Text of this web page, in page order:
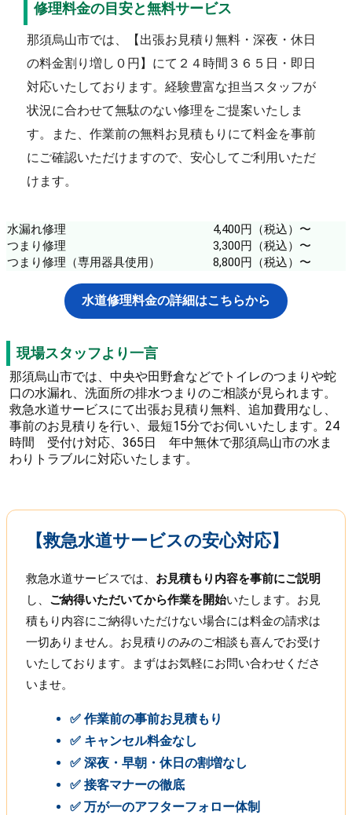
修理料金の目安と無料サービス
那須烏山市では、【出張お見積り無料・深夜・休日
の料金割り増し０円】にて２４時間３６５日・即日
対応いたしております。経験豊富な担当スタッフが
状況に合わせて無駄のない修理をご提案いたしま
す。また、作業前の無料お見積もりにて料金を事前
にご確認いただけますので、安心してご利用いただ
けます。
水漏れ修理
4,400円（税込）〜
つまり修理
3,300円（税込）〜
つまり修理（専用器具使用）
8,800円（税込）〜
水道修理料金の詳細はこちらから
現場スタッフより一言
那須烏山市では、中央や田野倉などでトイレのつまりや蛇
口の水漏れ、洗面所の排水つまりのご相談が見られます。
救急水道サービスにて出張お見積り無料、追加費用なし、
事前のお見積りを行い、最短15分でお伺いいたします。24
時間 受付け対応、365日 年中無休で那須烏山市の水ま
わりトラブルに対応いたします。
【救急水道サービスの安心対応】
救急水道サービスでは、 お見積もり内容を事前にご説明
し、 ご納得いただいてから作業を開始いたします。お見
積もり内容にご納得いただけない場合には料金の請求は
一切ありません。お見積りのみのご相談も喜んでお受け
いたしております。まずはお気軽にお問い合わせくださ
いませ。
✅ 作業前の事前お見積もり
✅ キャンセル料金なし
✅ 深夜・早朝・休日の割増なし
✅ 接客マナーの徹底
✅ 万が一のアフターフォロー体制